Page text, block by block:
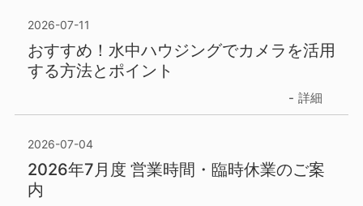
2026-07-11
おすすめ！水中ハウジングでカメラを活用
する方法とポイント
詳細
2026-07-04
2026年7月度 営業時間・臨時休業のご案
内